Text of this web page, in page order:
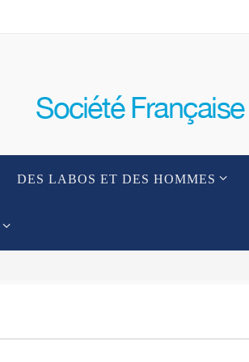
DES LABOS ET DES HOMMES